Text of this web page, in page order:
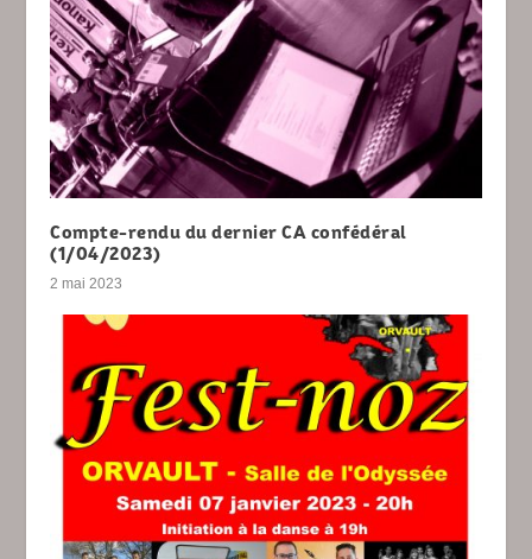
Compte-rendu du dernier CA confédéral
(1/04/2023)
2 mai 2023